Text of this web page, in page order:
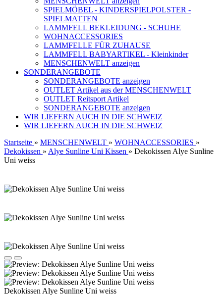
SPIELMÖBEL - KINDERSPIELPOLSTER -
SPIELMATTEN
LAMMFELL BEKLEIDUNG - SCHUHE
WOHNACCESSORIES
LAMMFELLE FÜR ZUHAUSE
LAMMFELL BABYARTIKEL - Kleinkinder
MENSCHENWELT anzeigen
SONDERANGEBOTE
SONDERANGEBOTE anzeigen
OUTLET Artikel aus der MENSCHENWELT
OUTLET Reitsport Artikel
SONDERANGEBOTE anzeigen
WIR LIEFERN AUCH IN DIE SCHWEIZ
WIR LIEFERN AUCH IN DIE SCHWEIZ
Startseite » MENSCHENWELT » WOHNACCESSORIES »
Dekokissen » Alye Sunline Uni Kissen » Dekokissen Alye Sunline
Uni weiss
Dekokissen Alye Sunline Uni weiss